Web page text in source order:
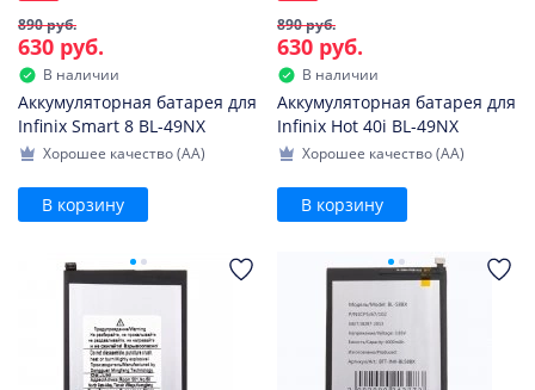
890 руб.
630 руб.
В наличии
Аккумуляторная батарея для
Infinix Smart 8 BL-49NX
Хорошее качество (AA)
В корзину
890 руб.
630 руб.
В наличии
Аккумуляторная батарея для
Infinix Hot 40i BL-49NX
Хорошее качество (AA)
В корзину